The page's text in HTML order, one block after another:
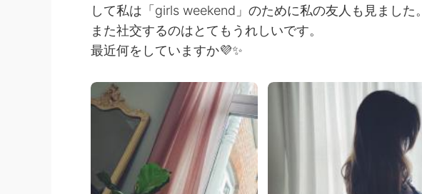
して私は「girls weekend」のために私の友人も見ました。
また社交するのはとてもうれしいです。
最近何をしていますか💜✨